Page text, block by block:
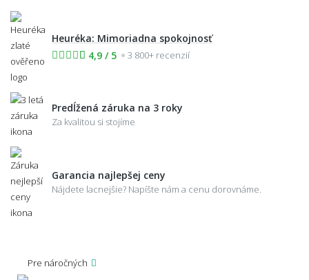
Heuréka: Mimoriadna spokojnosť
4,9 / 5
3 800+ recenzií
Predĺžená záruka na 3 roky
Za kvalitou si stojíme
Garancia najlepšej ceny
Nájdete lacnejšie? Napíšte nám a cenu dorovnáme.
Pre náročných